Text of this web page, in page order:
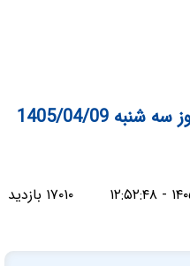
1405/04/09
۱۷۰۱۰ بازدید